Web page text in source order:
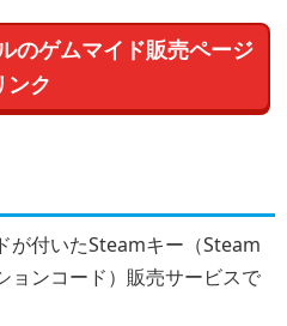
のゲムマイド販売ページ
ンク
が付いたSteamキー（Steam
ョンコード）販売サービスで